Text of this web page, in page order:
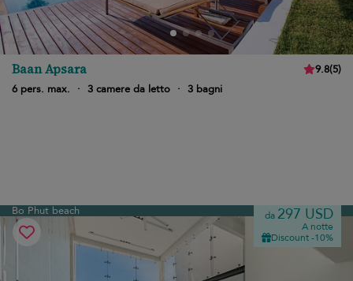
Baan Apsara 9.8(5)
6 pers. max.
· 3 camere da letto · 3 bagni
Bo Phut beach da 297 USD
A notte
Discount -10%